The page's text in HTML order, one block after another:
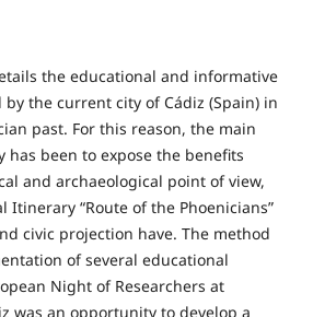
the educational and informative
the current city of Cádiz (Spain) in
past. For this reason, the main
has been to expose the benefits
and archaeological point of view,
Itinerary “Route of the Phoenicians”
civic projection have. The method
of several educational
Night of Researchers at
was an opportunity to develop a